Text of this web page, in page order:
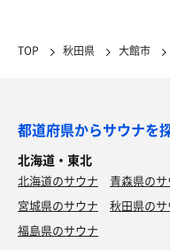
TOP 秋田県 大館市
都道府県からサウナを
北海道・東北
北海道のサウナ 青森県の
宮城県のサウナ
秋田県のサ
福島県のサウナ